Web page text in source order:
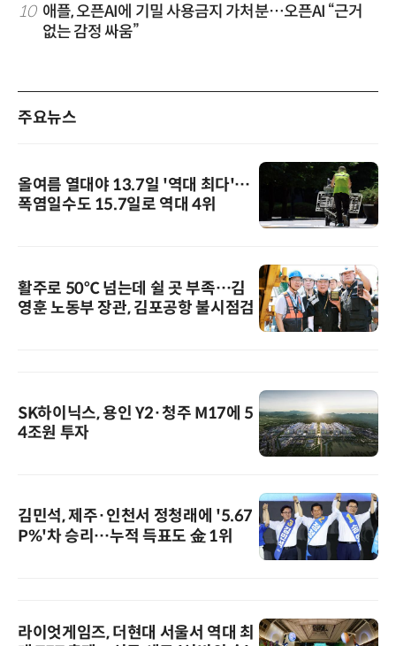
10 애플, 오픈AI에 기밀 사용금지 가처분…오픈AI “근거
없는 감정 싸움”
주요뉴스
올여름 열대야 13.7일 '역대 최다'…
폭염일수도 15.7일로 역대 4위
활주로 50℃ 넘는데 쉴 곳 부족…김
영훈 노동부 장관, 김포공항 불시점검
SK하이닉스, 용인 Y2·청주 M17에 5
4조원 투자
김민석, 제주·인천서 정청래에 '5.67
P%'차 승리…누적 득표도 金 1위
라이엇게임즈, 더현대 서울서 역대 최